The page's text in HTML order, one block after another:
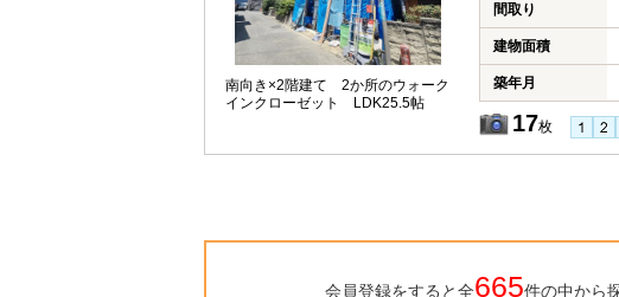
南向き×2階建て 2か所のウォーク
インクローゼット LDK25.5帖
間取り
建物面積
築年月
17枚
会員登録をすると全665件の中から